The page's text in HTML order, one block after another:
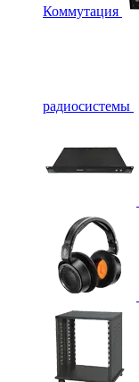
Коммутация
радиосистемы